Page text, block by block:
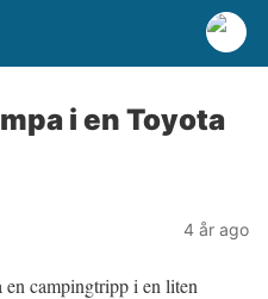
i en Toyota
4 år ago
en campingtripp i en liten